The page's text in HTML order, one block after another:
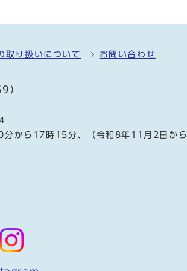
取り扱いについて お問い合わせ
）
から17時15分、（令和8年11月2日から